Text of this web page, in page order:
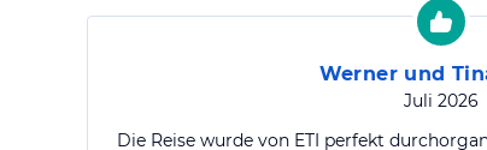
Werner und
Juli 2026
Die Reise wurde von ETI perfekt